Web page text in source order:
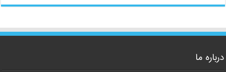
درباره ما